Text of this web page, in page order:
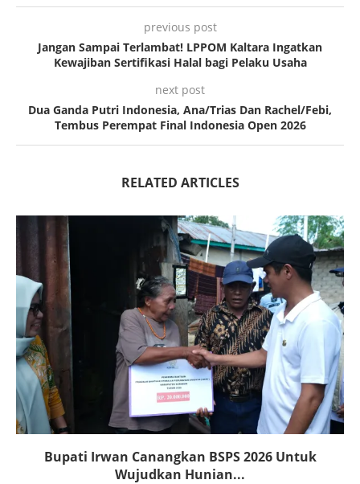
previous post
Jangan Sampai Terlambat! LPPOM Kaltara Ingatkan
Kewajiban Sertifikasi Halal bagi Pelaku Usaha
next post
Dua Ganda Putri Indonesia, Ana/Trias Dan Rachel/Febi,
Tembus Perempat Final Indonesia Open 2026
RELATED ARTICLES
Bupati Irwan Canangkan BSPS 2026 Untuk
Wujudkan Hunian...